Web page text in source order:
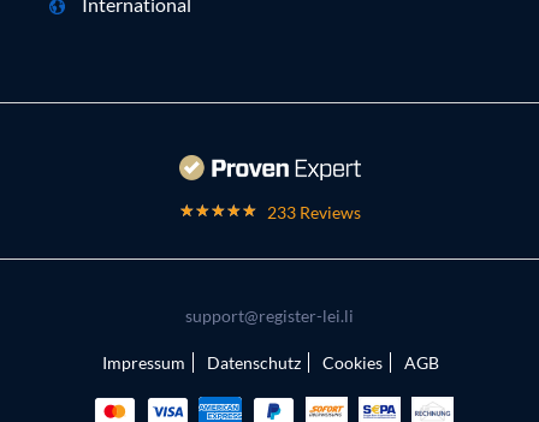
233 Reviews
support@register-lei.li
Impressum Datenschutz Cookies AGB